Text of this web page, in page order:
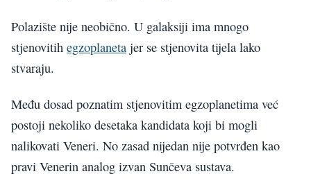
Polazište nije neobično. U galaksiji ima mnogo
stjenovitih egzoplaneta jer se stjenovita tijela lako
stvaraju.
Među dosad poznatim stjenovitim egzoplanetima već
postoji nekoliko desetaka kandidata koji bi mogli
nalikovati Veneri. No zasad nijedan nije potvrđen kao
pravi Venerin analog izvan Sunčeva sustava.